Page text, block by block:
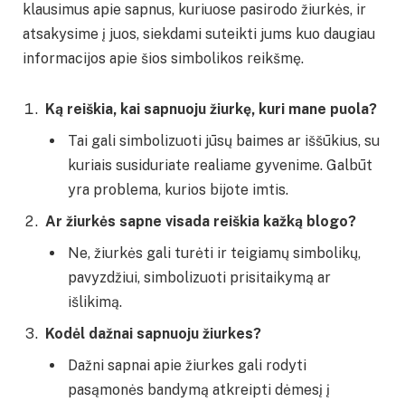
klausimus apie sapnus, kuriuose pasirodo žiurkės, ir
atsakysime į juos, siekdami suteikti jums kuo daugiau
informacijos apie šios simbolikos reikšmę.
Ką reiškia, kai sapnuoju žiurkę, kuri mane puola?
Tai gali simbolizuoti jūsų baimes ar iššūkius, su
kuriais susiduriate realiame gyvenime. Galbūt
yra problema, kurios bijote imtis.
Ar žiurkės sapne visada reiškia kažką blogo?
Ne, žiurkės gali turėti ir teigiamų simbolikų,
pavyzdžiui, simbolizuoti prisitaikymą ar
išlikimą.
Kodėl dažnai sapnuoju žiurkes?
Dažni sapnai apie žiurkes gali rodyti
pasąmonės bandymą atkreipti dėmesį į